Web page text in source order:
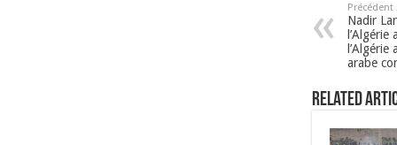
Précédent
Nadir
l’Algérie
arabe
Related